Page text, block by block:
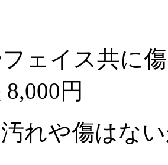
ェイス共に
8,000円
れや傷はな